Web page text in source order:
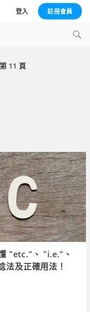
登入 註冊會員
第 11 頁
"etc."、 "i.e."、
及正確用法！